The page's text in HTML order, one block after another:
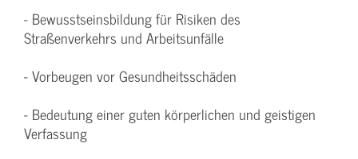
- Bewusstseinsbildung für Risiken des
Straßenverkehrs und Arbeitsunfälle
- Vorbeugen vor Gesundheitsschäden
- Bedeutung einer guten körperlichen und geistigen
Verfassung